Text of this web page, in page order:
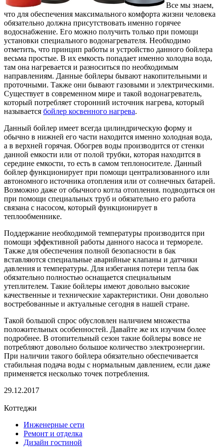
Все мы знаем,
что для обеспечения максимального комфорта жизни человека
обязательно должна присутствовать именно горячее
водоснабжение. Его можно получить только при помощи
установки специального водонагревателя. Необходимо
отметить, что принцип работы и устройство данного бойлера
весьма простые. В их емкость попадает именно холодна вода,
там она нагревается и разноситься по необходимым
направлениям. Данные бойлеры бывают накопительными и
проточными. Также они бывают газовыми и электрическими.
Существует в современном мире и такой водонагреватель,
который потребляет сторонний источник нагрева, который
называется бойлер косвенного нагрева.
Данный бойлер имеет всегда цилиндрическую форму и
обычно в нижней его части находится именно холодная вода,
а в верхней горячая. Обогрев воды производится от стенки
данной емкости или от полой трубки, которая находится в
середине емкости, то есть в самом теплоносителе. Данный
бойлер функционирует при помощи централизованного или
автономного источника отопления или от солнечных батарей.
Возможно даже от обычного котла отопления. подводиться он
при помощи специальных труб и обязательно его работа
связана с насосом, который функционирует в
теплообменнике.
Поддержание необходимой температуры производится при
помощи эффективной работы данного насоса и термореле.
Также для обеспечения полной безопасности в бак
вставляются специальные аварийные клапаны и датчики
давления и температуры. Для избегания потери тепла бак
обязательно полностью оснащается специальным
утеплителем. Такие бойлеры имеют довольно высокие
качественные и технические характеристики. Они довольно
востребованные и актуальные сегодня в нашей стране.
Такой большой спрос обусловлен наличием множества
положительных особенностей. Давайте же их изучим более
подробнее. В отопительный сезон такие бойлеры вовсе не
потребляют довольно большое количество электроэнергии.
При наличии такого бойлера обязательно обеспечивается
стабильная подача воды с нормальным давлением, если даже
применяется несколько точек потребления.
29.12.2017
Коттеджи
Инженерные сети
Ремонт и отделка
Дизайн гостиной